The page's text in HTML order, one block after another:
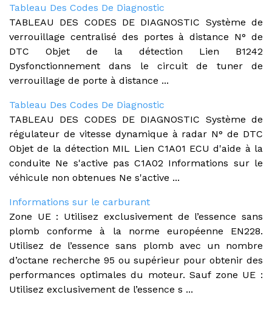
Tableau Des Codes De Diagnostic
TABLEAU DES CODES DE DIAGNOSTIC Système de
verrouillage centralisé des portes à distance N° de
DTC Objet de la détection Lien B1242
Dysfonctionnement dans le circuit de tuner de
verrouillage de porte à distance ...
Tableau Des Codes De Diagnostic
TABLEAU DES CODES DE DIAGNOSTIC Système de
régulateur de vitesse dynamique à radar N° de DTC
Objet de la détection MIL Lien C1A01 ECU d'aide à la
conduite Ne s'active pas C1A02 Informations sur le
véhicule non obtenues Ne s'active ...
Informations sur le carburant
Zone UE : Utilisez exclusivement de l’essence sans
plomb conforme à la norme européenne EN228.
Utilisez de l’essence sans plomb avec un nombre
d’octane recherche 95 ou supérieur pour obtenir des
performances optimales du moteur. Sauf zone UE :
Utilisez exclusivement de l’essence s ...